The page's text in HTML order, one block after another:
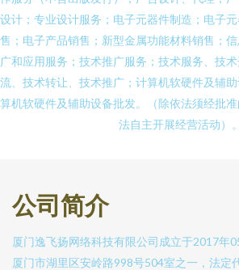
设计；专业设计服务；电子元器件制造；电子
售；电子产品销售；新型金属功能材料销售；
广和应用服务；技术推广服务；技术服务、技
流、技术转让、技术推广；计算机软硬件及辅
算机软硬件及辅助设备批发。（除依法须经批
法自主开展经营活动）。
公司简介
厦门逸飞扬网络科技有限公司成立于2017年
厦门市湖里区安岭路998号504室之一，法定